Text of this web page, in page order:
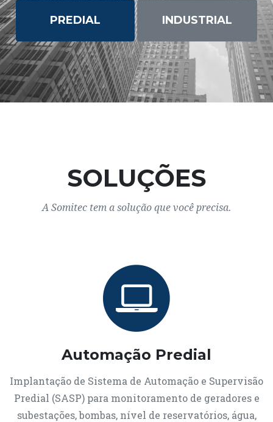
PREDIAL INDUSTRIAL
SOLUÇÕES
A Somitec tem a solução que você precisa.
Automação Predial
Implantação de Sistema de Automação e Supervisão
Predial (SASP) para monitoramento de geradores e
subestações, bombas, nível de reservatórios, água,